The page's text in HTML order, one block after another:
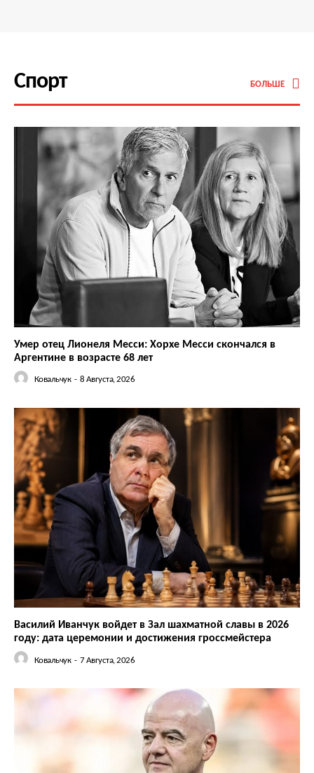
Спорт БОЛЬШЕ
Умер отец Лионеля Месси: Хорхе Месси скончался в
Аргентине в возрасте 68 лет
Ковальчук - 8 Августа, 2026
Василий Иванчук войдет в Зал шахматной славы в 2026
году: дата церемонии и достижения гроссмейстера
Ковальчук - 7 Августа, 2026